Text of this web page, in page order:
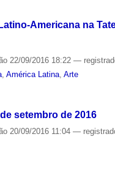
Americana na
22/09/2016 18:22—
,América Latina,Arte
setembro de 2016
20/09/2016 11:04—